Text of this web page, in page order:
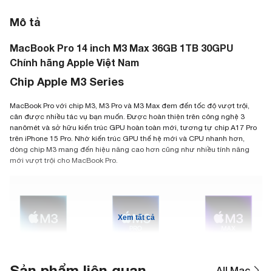
Mô tả
MacBook Pro 14 inch M3 Max 36GB 1TB 30GPU
Chính hãng Apple Việt Nam
Chip Apple M3 Series
MacBook Pro với chip M3, M3 Pro và M3 Max đem đến tốc độ vượt trội,
cân được nhiều tác vụ bạn muốn. Được hoàn thiện trên công nghệ 3
nanômét và sở hữu kiến trúc GPU hoàn toàn mới, tương tự chip A17 Pro
trên iPhone 15 Pro. Nhờ kiến trúc GPU thế hệ mới và CPU nhanh hơn,
dòng chip M3 mang đến hiệu năng cao hơn cũng như nhiều tính năng
mới vượt trội cho MacBook Pro.
Xem tất cả